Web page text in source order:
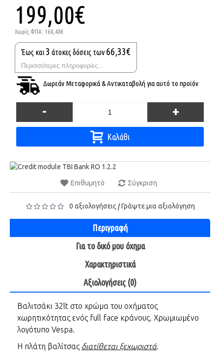
199,00€
Χωρίς ΦΠΑ: 160,48€
Έως και3 άτοκες δόσεις των 66,33€
Περισσότερες πληροφορίες...
Δωρεάν Μεταφορικά & Αντικαταβολή για αυτό το προϊόν
- +
Καλάθι
Επιθυμητό Σύγκριση
0 αξιολογήσεις /Γράψτε μια αξιολόγηση
Περιγραφή
Για το δικó μου óχημα
Χαρακτηριστικά
Αξιολογήσεις (0)
Βαλιτσάκι 32lt στο χρώμα του οχήματος
χωρητικότητας ενός full face κράνους. Χρωμιωμένο
λογότυπο Vespa.
Η πλάτη βαλίτσας διατίθεται ξεχωριστά.